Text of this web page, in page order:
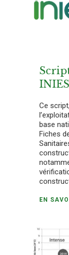
Ce
base
Fiches
EN